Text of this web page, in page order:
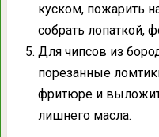
куском, пожарить
собрать лопаткой,
Для чипсов из
порезанные
фритюре и
лишнего масла.